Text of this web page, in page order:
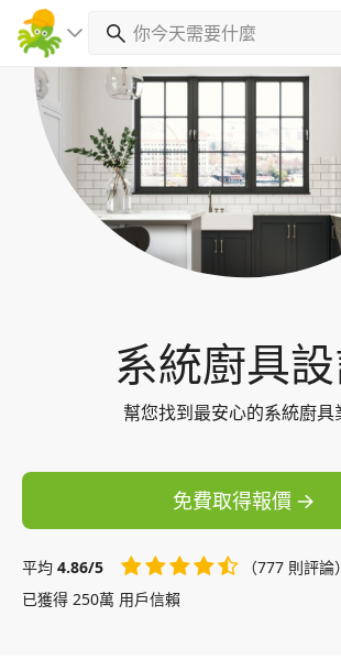
系統廚具
幫您找到最安心的系統廚具
免費取得報價
平均 4.86/5
（777 則評論）
已獲得 250萬 用戶信賴